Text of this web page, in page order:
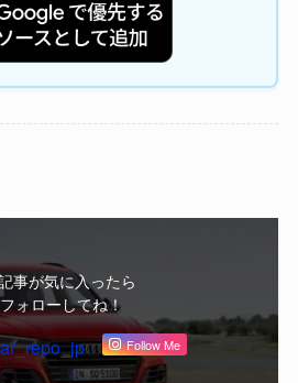
事が気に入ったら
ォローしてね！
Follow Me